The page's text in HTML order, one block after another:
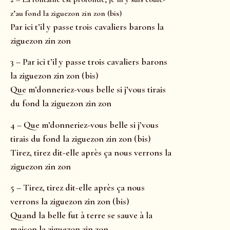
z’au fond la ziguezon zin zon (bis)
Par ici t’il y passe trois cavaliers barons la
ziguezon zin zon
3 – Par ici t’il y passe trois cavaliers barons
la ziguezon zin zon (bis)
Que m’donneriez-vous belle si j’vous tirais
du fond la ziguezon zin zon
4 – Que m’donneriez-vous belle si j’vous
tirais du fond la ziguezon zin zon (bis)
Tirez, tirez dit-elle après ça nous verrons la
ziguezon zin zon
5 – Tirez, tirez dit-elle après ça nous
verrons la ziguezon zin zon (bis)
Quand la belle fut à terre se sauve à la